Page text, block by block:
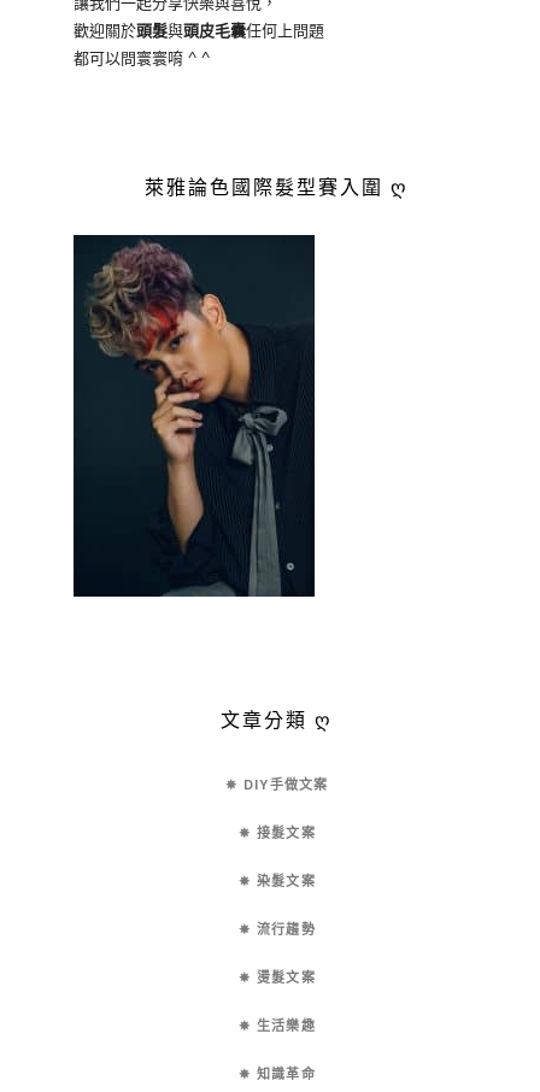
歡迎關於頭髮與頭皮毛囊任何上問題
都可以問寰寰唷 ^ ^
萊雅論色國際髮型賽入圍 ღ
文章分類 ღ
✵ DIY手做文案
✵ 接髮文案
✵ 染髮文案
✵ 流行趨勢
✵ 燙髮文案
✵ 生活樂趣
✵ 知識革命